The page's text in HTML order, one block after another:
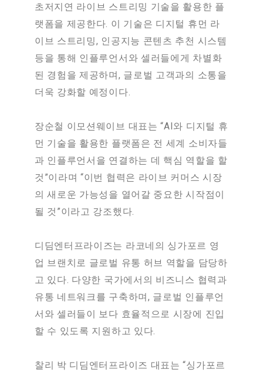
초저지연 라이브 스트리밍 기술을 활용한 플
랫폼을 제공한다. 이 기술은 디지털 휴먼 라
이브 스트리밍, 인공지능 콘텐츠 추천 시스템
등을 통해 인플루언서와 셀러들에게 차별화
된 경험을 제공하며, 글로벌 고객과의 소통을
더욱 강화할 예정이다.
장순철 이모션웨이브 대표는 “AI와 디지털 휴
먼 기술을 활용한 플랫폼은 전 세계 소비자들
과 인플루언서을 연결하는 데 핵심 역할을 할
것”이라며 “이번 협력은 라이브 커머스 시장
의 새로운 가능성을 열어갈 중요한 시작점이
될 것”이라고 강조했다.
디딤엔터프라이즈는 라코네의 싱가포르 영
업 브랜치로 글로벌 유통 허브 역할을 담당하
고 있다. 다양한 국가에서의 비즈니스 협력과
유통 네트워크를 구축하며, 글로벌 인플루언
서와 셀러들이 보다 효율적으로 시장에 진입
할 수 있도록 지원하고 있다.
찰리 박 디딤엔터프라이즈 대표는 “싱가포르